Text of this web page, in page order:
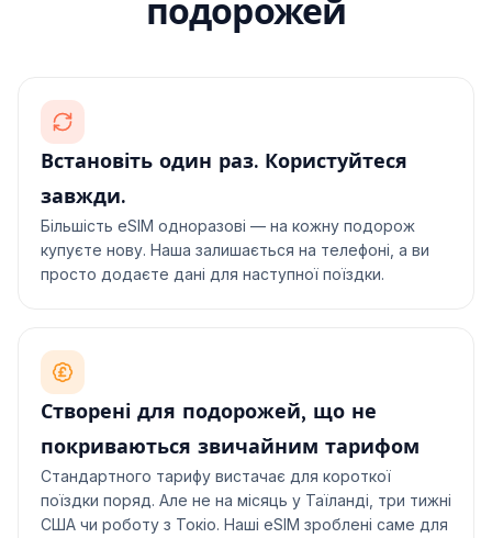
подорожей
Встановіть один раз. Користуйтеся
завжди.
Більшість eSIM одноразові — на кожну подорож
купуєте нову. Наша залишається на телефоні, а ви
просто додаєте дані для наступної поїздки.
Створені для подорожей, що не
покриваються звичайним тарифом
Стандартного тарифу вистачає для короткої
поїздки поряд. Але не на місяць у Таїланді, три тижні
США чи роботу з Токіо. Наші eSIM зроблені саме для